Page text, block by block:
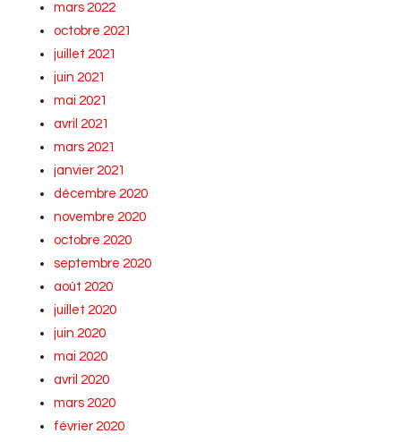
mars 2022
octobre 2021
juillet 2021
juin 2021
mai 2021
avril 2021
mars 2021
janvier 2021
décembre 2020
novembre 2020
octobre 2020
septembre 2020
août 2020
juillet 2020
juin 2020
mai 2020
avril 2020
mars 2020
février 2020